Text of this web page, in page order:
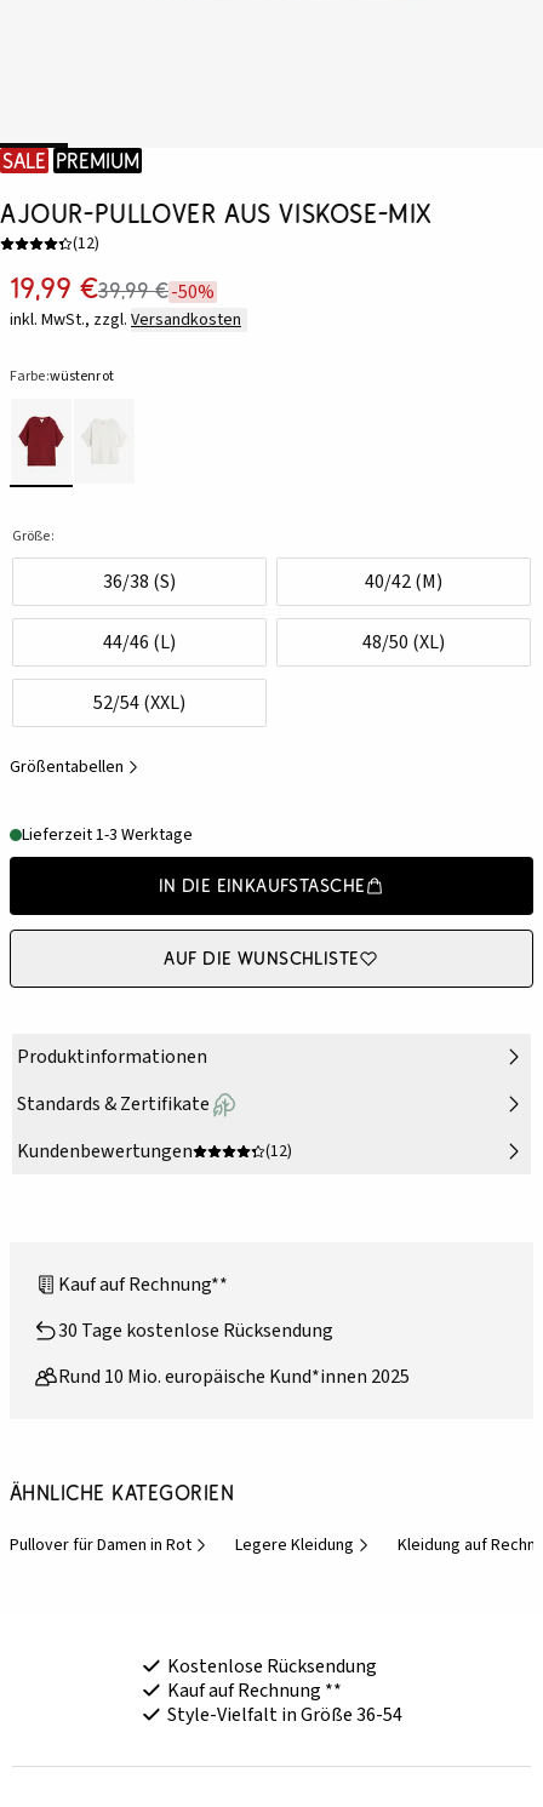
SALE Premium
Ajour-Pullover aus Viskose-Mix
(12)
19,99 €39,99 €-50%
inkl. MwSt., zzgl. Versandkosten
Farbe:wüstenrot
Größe:
36/38 (S) 40/42 (M)
44/46 (L) 48/50 (XL)
52/54 (XXL)
Größentabellen
Lieferzeit 1-3 Werktage
In die Einkaufstasche
Auf die Wunschliste
Produktinformationen
Standards & Zertifikate
Kundenbewertungen
(12)
Kauf auf Rechnung**
30 Tage kostenlose Rücksendung
Rund 10 Mio. europäische Kund*innen 2025
Ähnliche Kategorien
Pullover für Damen in Rot Legere Kleidung Kleidung auf
Kostenlose Rücksendung
Kauf auf Rechnung **
Style-Vielfalt in Größe 36-54